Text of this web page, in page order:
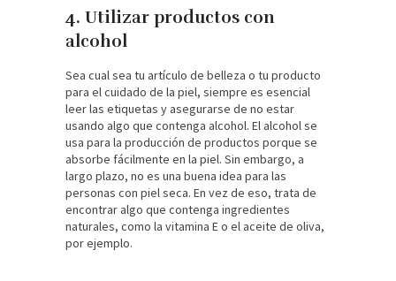
4. Utilizar productos con
alcohol
Sea cual sea tu artículo de belleza o tu producto
para el cuidado de la piel, siempre es esencial
leer las etiquetas y asegurarse de no estar
usando algo que contenga alcohol. El alcohol se
usa para la producción de productos porque se
absorbe fácilmente en la piel. Sin embargo, a
largo plazo, no es una buena idea para las
personas con piel seca. En vez de eso, trata de
encontrar algo que contenga ingredientes
naturales, como la vitamina E o el aceite de oliva,
por ejemplo.